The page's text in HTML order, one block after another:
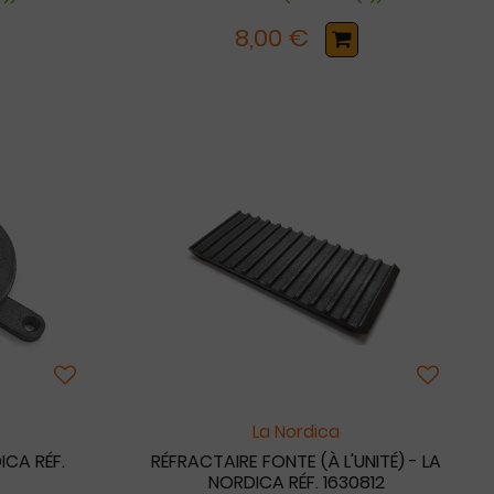
8,00 €
RÉF.
La Nordica
RÉFRACTAIRE FONTE (À L'UNITÉ) - LA
NORDICA RÉF. 1630812